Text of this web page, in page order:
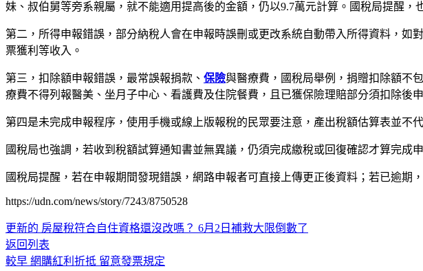
妹、叔伯舅等旁系親屬，就不能適用提高後的金額，仍以9.7萬元計算。國稅局提醒
第二，所得申報錯誤，部分納稅人會在申報時誤刪或更改系統自動帶入所得資料，
票獲利等收入。
第三，扣除額申報錯誤，最常誤報捐款、 保險與醫療費，國稅局舉例，捐贈扣除額不
療費不得列報醫美、坐月子中心、看護費及住院餐費，且已獲保險理賠部分須扣除後
第四是未完成申報程序，使用手機或線上版報稅的民眾要注意，產出稅額估算表並不
國稅局也強調，若收到稅額試算通知書並無異議，仍須完成繳稅或回復確認才算完成
國稅局提醒，若在申報期間發現錯誤，網路申報者可直接上傳更正後資料；若已逾期
https://udn.com/news/story/7243/8750528
更新的 房屋稅符合自住資格還沒改嗎？ 6月2日補救大限倒數了
返回列表
較早 網購紅利折抵 留意發票規定